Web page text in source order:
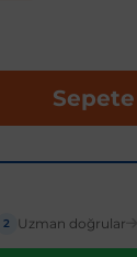
2 Uzman doğrular